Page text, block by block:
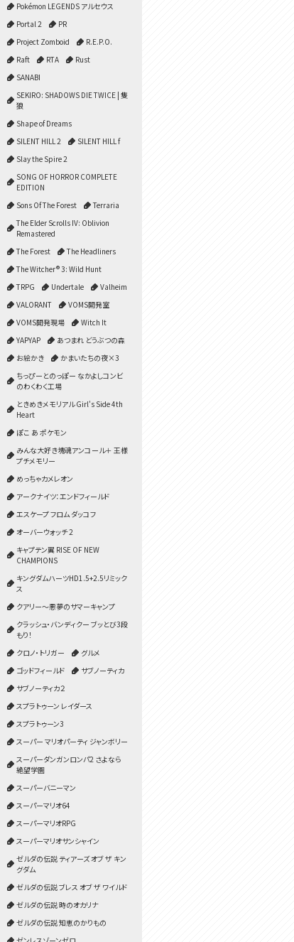
Pokémon LEGENDS アルセウス
Portal 2
PR
Project Zomboid
R.E.P.O.
Raft
RTA
Rust
SANABI
SEKIRO: SHADOWS DIE TWICE | 隻
狼
Shape of Dreams
SILENT HILL 2
SILENT HILL f
Slay the Spire 2
SONG OF HORROR COMPLETE
EDITION
Sons Of The Forest
Terraria
The Elder Scrolls IV: Oblivion
Remastered
The Forest
The Headliners
The Witcher® 3: Wild Hunt
TRPG
Undertale
Valheim
VALORANT
VOMS開発室
VOMS開発現場
Witch It
YAPYAP
あつまれ どうぶつの森
お絵かき
かまいたちの夜×3
ちっぴーとのっぽー なかよしコンビ
のわくわく工場
ときめきメモリアル Girl's Side 4th
Heart
ぽこ あ ポケモン
みんな大好き塊魂アンコール＋ 王様
プチメモリー
めっちゃカメレオン
アークナイツ：エンドフィールド
エスケープ フロム ダッコフ
オーバーウォッチ 2
キャプテン翼 RISE OF NEW
CHAMPIONS
キングダムハーツHD1.5+2.5リミック
ス
クアリー～悪夢のサマーキャンプ
クラッシュ・バンディクー ブッとび3段
もり！
クロノ・トリガー
グルメ
ゴッドフィールド
サブノーティカ
サブノーティカ２
スプラトゥーン レイダース
スプラトゥーン3
スーパー マリオパーティ ジャンボリー
スーパーダンガンロンパ2 さよなら
絶望学園
スーパーバニーマン
スーパーマリオ64
スーパーマリオRPG
スーパーマリオサンシャイン
ゼルダの伝説 ティアーズ オブ ザ キン
グダム
ゼルダの伝説 ブレス オブ ザ ワイルド
ゼルダの伝説 時のオカリナ
ゼルダの伝説 知恵のかりもの